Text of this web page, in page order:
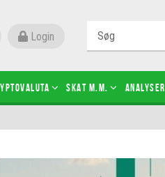
Login
Futures-kontrakter
SKAT m.m. Analyser